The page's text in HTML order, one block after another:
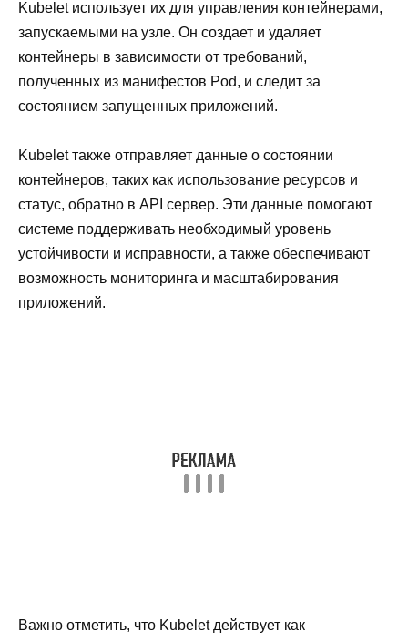
Kubelet использует их для управления контейнерами,
запускаемыми на узле. Он создает и удаляет
контейнеры в зависимости от требований,
полученных из манифестов Pod, и следит за
состоянием запущенных приложений.
Kubelet также отправляет данные о состоянии
контейнеров, таких как использование ресурсов и
статус, обратно в API сервер. Эти данные помогают
системе поддерживать необходимый уровень
устойчивости и исправности, а также обеспечивают
возможность мониторинга и масштабирования
приложений.
Важно отметить, что Kubelet действует как